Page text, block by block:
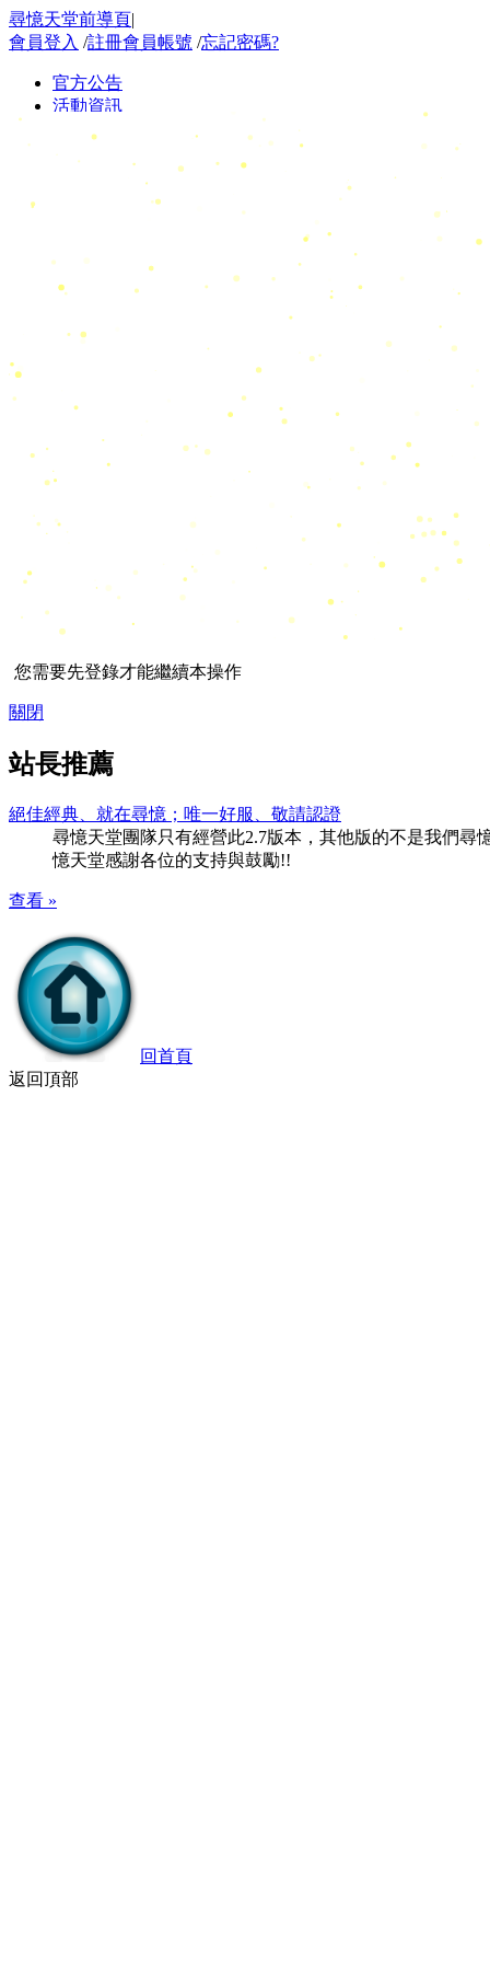
尋憶天堂前導頁|
會員登入 /註冊會員帳號 /忘記密碼?
您需要先登錄才能繼續本操作
關閉
站長推薦
絕佳經典、就在尋憶；唯一好服、敬請認證
尋憶天堂團隊只有經營此2.7版本，其他版的不是我們尋
憶天堂感謝各位的支持與鼓勵!!
查看 »
回首頁
返回頂部